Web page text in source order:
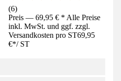
(6)
Preis — 69,95 € * Alle Preise
inkl. MwSt. und ggf. zzgl.
Versandkosten pro ST69,95
€*/ ST